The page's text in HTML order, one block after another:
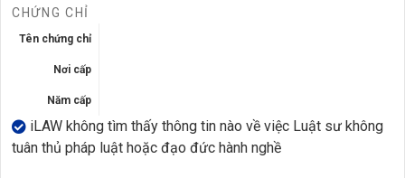
CHỨNG CHỈ
Tên chứng chỉ
Nơi cấp
Năm cấp
iLAW không tìm thấy thông tin nào về việc Luật sư không
tuân thủ pháp luật hoặc đạo đức hành nghề